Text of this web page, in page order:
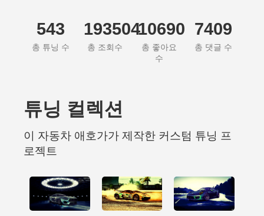
543
총 튜닝 수
193504
총 조회수
10690
총 좋아요
수
7409
총 댓글 수
튜닝 컬렉션
이 자동차 애호가가 제작한 커스텀 튜닝 프
로젝트